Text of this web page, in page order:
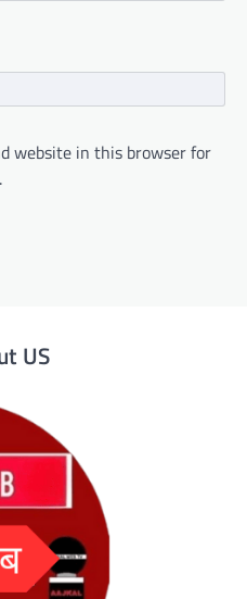
website in this browser for
US